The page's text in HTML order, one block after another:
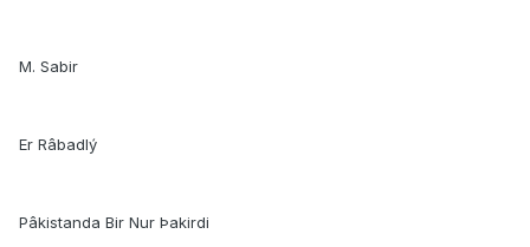
M. Sabir
Er Râbadlý
Pâkistanda Bir Nur Þakirdi